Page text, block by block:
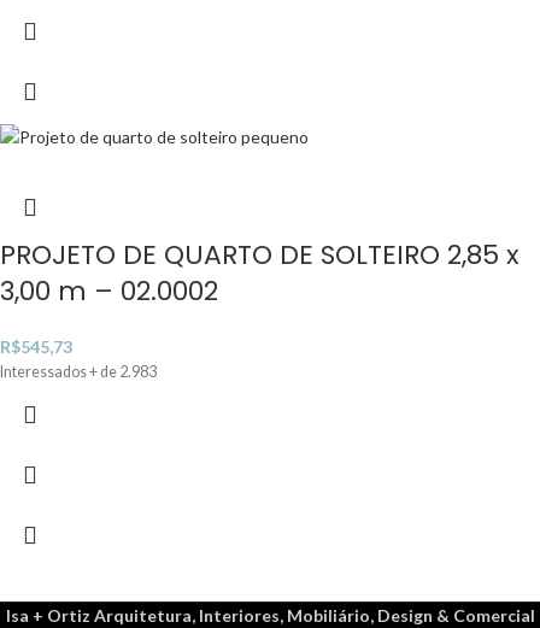
PROJETO DE QUARTO DE SOLTEIRO 2,85 x
3,00 m – 02.0002
R$545,73
Interessados + de 2.983
Isa + Ortiz Arquitetura, Interiores, Mobiliário, Design & Comercial